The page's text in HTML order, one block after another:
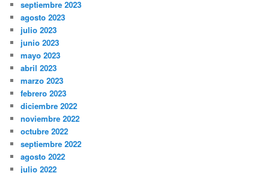
septiembre 2023
agosto 2023
julio 2023
junio 2023
mayo 2023
abril 2023
marzo 2023
febrero 2023
diciembre 2022
noviembre 2022
octubre 2022
septiembre 2022
agosto 2022
julio 2022